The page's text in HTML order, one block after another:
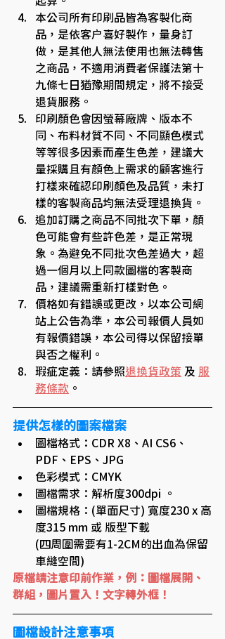
本公司所有印刷品皆為客製化商
品，是依客戶喜好製作，量身訂
做，是其他人無法使用也無法轉售
之商品，不適用消費者保護法第十
九條七日猶豫期間規定，將不接受
退貨服務。
印刷顏色會因螢幕廠牌、版本不
同、布料材質不同、不同顯色模式
等等很多因素而產生色差，建議大
量採購且有顏色上需求的顧客進行
打樣來確認印刷顏色及品質，未打
樣的客製商品均無法受理退換貨。
追加訂購之商品不同批次下單，顏
色可能會有些許色差，是正常現
象。為避免不同批次色差過大，超
過一個月以上同款圖檔的客製商
品，建議需重新打樣對色。
價格如有錯誤或更改，以本公司網
站上公告為準，本公司報價人員如
有報價錯誤，本公司得以保留接單
與否之權利。​​
瑕疵定義：請參照退換貨政策 及 服
務條款 。
提供怎樣的圖案檔案
圖檔格式：CDR X8、AI CS6、
PDF、EPS、JPG
色彩模式：CMYK
圖檔需求：解析度300dpi 。
圖檔規格：(單面尺寸) 寬度230 x 高
度315 mm 或 版型下載
(四周圍需要有1-2CM的出血為保留
車縫空間)
原檔請注意印前作業，例：圖檔展開、
群組，圖片置入！文字轉外框！
圖檔設計注意事項